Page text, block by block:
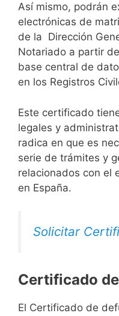
Así mismo, podrán
electrónicas de
de la Dirección
Notariado a partir
base central de
en los Registros
Este certificado
legales y
radica en que es
serie de trámites y
relacionados con el
en España.
Solicitar
Certificado
El Certificado de